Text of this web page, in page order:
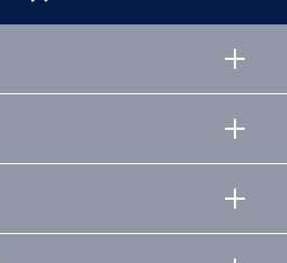
ださい。
個人情報保護管理者